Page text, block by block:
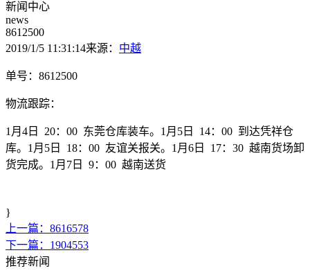
新闻中心
news
8612500
2019/1/5 11:31:14来源： 中越
单号：8612500
物流跟踪：
1月4日 20：00 东莞仓库装车。1月5日 14：00 到达凭祥仓
库。1月5日 18：00 友谊关报关。1月6日 17：30 越南货场卸
货完成。1月7日 9：00 越南送货
}
上一篇：8616578
下一篇：1904553
推荐新闻